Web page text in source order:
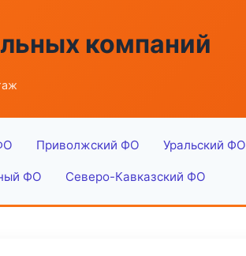
компаний
Приволжский ФО Уральский ФО
ФО Северо-Кавказский ФО